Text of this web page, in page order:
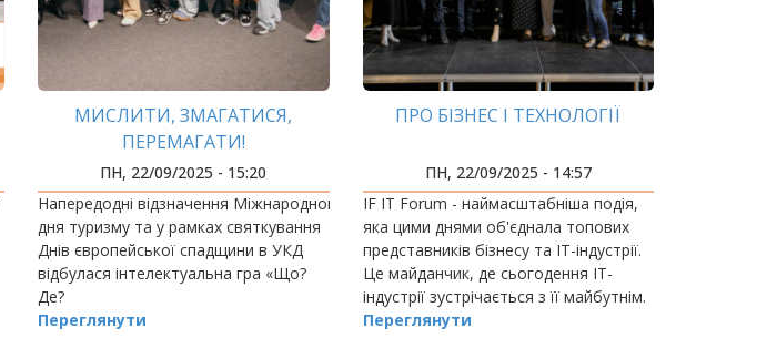
МИСЛИТИ, ЗМАГАТИСЯ,
ПЕРЕМАГАТИ!
ПН, 22/09/2025 - 15:20
Напередодні відзначення Міжнародного
дня туризму та у рамках святкування
Днів європейської спадщини в УКД
відбулася інтелектуальна гра «Що?
Де?
Переглянути
ПРО БІЗНЕС І ТЕХНОЛОГІЇ
ПН, 22/09/2025 - 14:57
IF IT Forum - наймасштабніша подія,
яка цими днями об'єднала топових
представників бізнесу та ІТ-індустрії.
Це майданчик, де сьогодення ІТ-
індустрії зустрічається з її майбутнім.
Переглянути